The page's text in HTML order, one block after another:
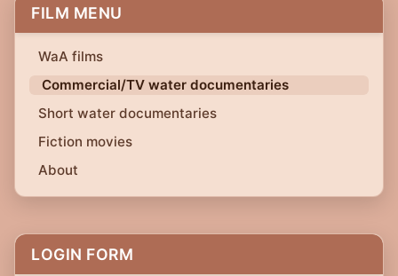
FILM MENU
WaA films
Commercial/TV water documentaries
Short water documentaries
Fiction movies
About
LOGIN FORM